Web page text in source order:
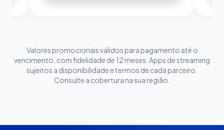
Valores promocionais válidos para pagamento até o
vencimento, com fidelidade de 12 meses. Apps de streaming
sujeitos a disponibilidade e termos de cada parceiro.
Consulte a cobertura na sua região.